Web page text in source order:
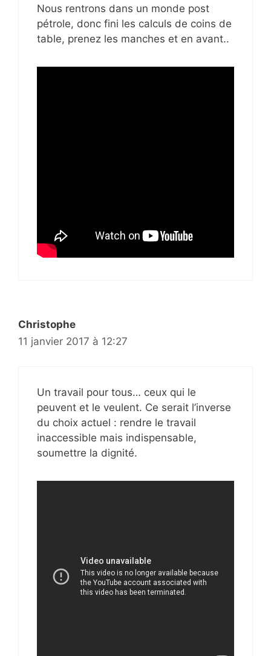
Nous rentrons dans un monde post
pétrole, donc fini les calculs de coins de
table, prenez les manches et en avant..
Christophe
11 janvier 2017 à 12:27
Un travail pour tous… ceux qui le
peuvent et le veulent. Ce serait l’inverse
du choix actuel : rendre le travail
inaccessible mais indispensable,
soumettre la dignité.